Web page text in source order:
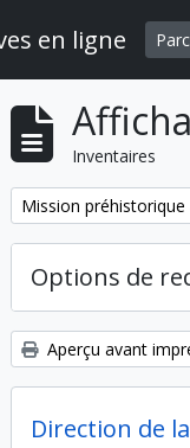
en ligne
Inventaires
Remove filter:
Mission préhistorique
Options de
Aperçu avant
Direction de